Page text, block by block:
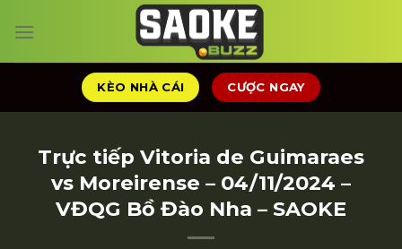
đến
KÈO NHÀ CÁI CƯỢC NGAY
Trực tiếp Vitoria de Guimaraes
vs Moreirense – 04/11/2024 –
VĐQG Bồ Đào Nha – SAOKE